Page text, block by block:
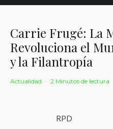
Carrie Frugé: La
Revoluciona el
y la Filantropía
Actualidad · 2 Minutos de lectura
RPD